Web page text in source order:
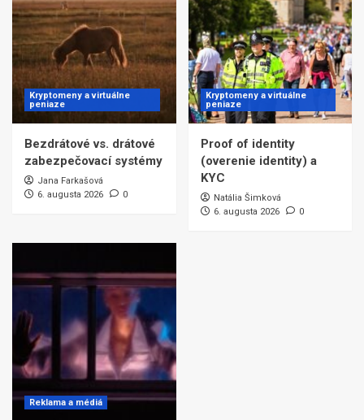
Kryptomeny a virtuálne
peniaze
Bezdrátové vs. drátové
zabezpečovací systémy
Jana Farkašová
6. augusta 2026
0
Kryptomeny a virtuálne
peniaze
Proof of identity
(overenie identity) a
KYC
Natália Šimková
6. augusta 2026
0
Reklama a médiá